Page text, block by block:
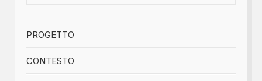
PROGETTO
CONTESTO